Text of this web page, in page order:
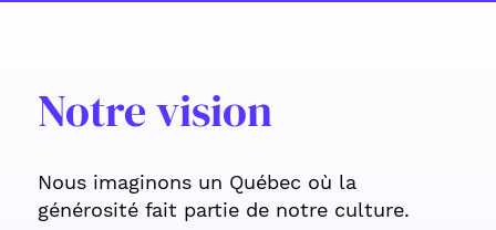
Notre vision
Nous imaginons un Québec où la
générosité fait partie de notre culture.